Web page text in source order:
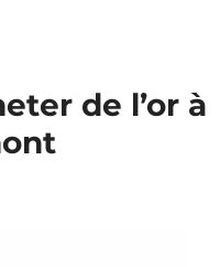
de l’or à